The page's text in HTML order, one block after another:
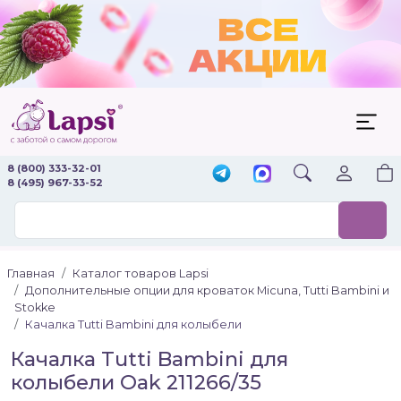
8 (800) 333-32-01
8 (495) 967-33-52
Главная
Каталог товаров Lapsi
Дополнительные опции для кроваток Micuna, Tutti Bambini и
Stokke
Качалка Tutti Bambini для колыбели
Качалка Tutti Bambini для
колыбели Oak 211266/35